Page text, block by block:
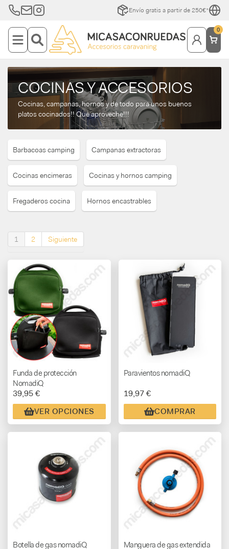
Envío gratis a partir de 250€*
0
COCINAS Y ACCESORIOS
Cocinas, campanas, hornos y de todo para unos buenos
platos cocinados!! Que aproveche!!!
Barbacoas camping Campanas extractoras
Cocinas encimeras Cocinas y hornos camping
Fregaderos cocina Hornos encastrables
1 2 Siguiente
Funda de protección
NomadiQ
39,95 €
VER OPCIONES
Paravientos nomadiQ
19,97 €
COMPRAR
Botella de gas nomadiQ
Manguera de gas extendida